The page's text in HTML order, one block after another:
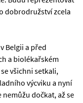
dobrodružství zcela
Belgii a před
a biolékařském
všichni setkali,
výcviku a nyní
nemůžu dočkat, až se